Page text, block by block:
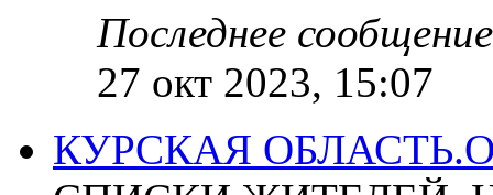
Последнее сообщение
27 окт 2023, 15:07
КУРСКАЯ